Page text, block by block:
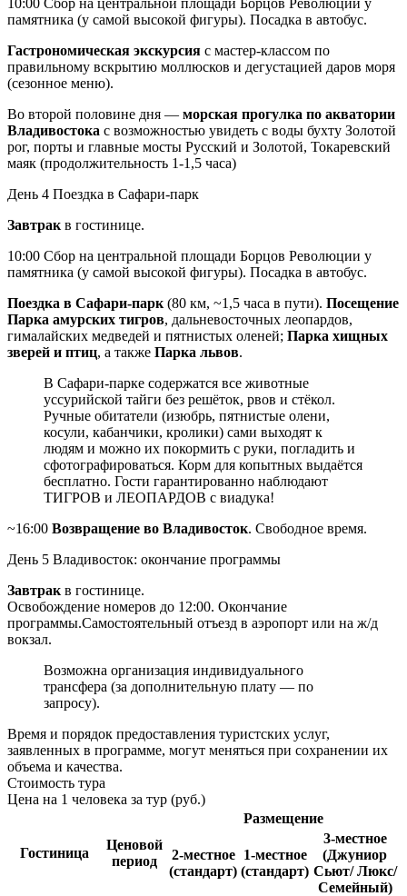
памятника (у самой высокой фигуры). Посадка в автобус.
Гастрономическая экскурсия с мастер-классом по
правильному вскрытию моллюсков и дегустацией даров моря
(сезонное меню).
Во второй половине дня — морская прогулка по акватории
Владивостока с возможностью увидеть с воды бухту Золотой
рог, порты и главные мосты Русский и Золотой, Токаревский
маяк (продолжительность 1-1,5 часа)
День 4 Поездка в Сафари-парк
Завтрак в гостинице.
10:00 Сбор на центральной площади Борцов Революции у
памятника (у самой высокой фигуры). Посадка в автобус.
Поездка в Сафари-парк (80 км, ~1,5 часа в пути). Посещение
Парка амурских тигров, дальневосточных леопардов,
гималайских медведей и пятнистых оленей; Парка хищных
зверей и птиц, а также Парка львов.
В Сафари-парке содержатся все животные
уссурийской тайги без решёток, рвов и стёкол.
Ручные обитатели (изюбрь, пятнистые олени,
косули, кабанчики, кролики) сами выходят к
людям и можно их покормить с руки, погладить и
сфотографироваться. Корм для копытных выдаётся
бесплатно. Гости гарантированно наблюдают
ТИГРОВ и ЛЕОПАРДОВ с виадука!
~16:00 Возвращение во Владивосток. Свободное время.
День 5 Владивосток: окончание программы
Завтрак в гостинице.
Освобождение номеров до 12:00. Окончание
программы.Самостоятельный отъезд в аэропорт или на ж/д
вокзал.
Возможна организация индивидуального
трансфера (за дополнительную плату — по
запросу).
Время и порядок предоставления туристских услуг,
заявленных в программе, могут меняться при сохранении их
объема и качества.
Стоимость тура
Цена на 1 человека за тур (руб.)
Гостиница
Ценовой
период
Размещение
2-местное
(стандарт)
1-местное
(стандарт)
3-местное
(Джуниор
Сьют/ Люкс/
Семейный)